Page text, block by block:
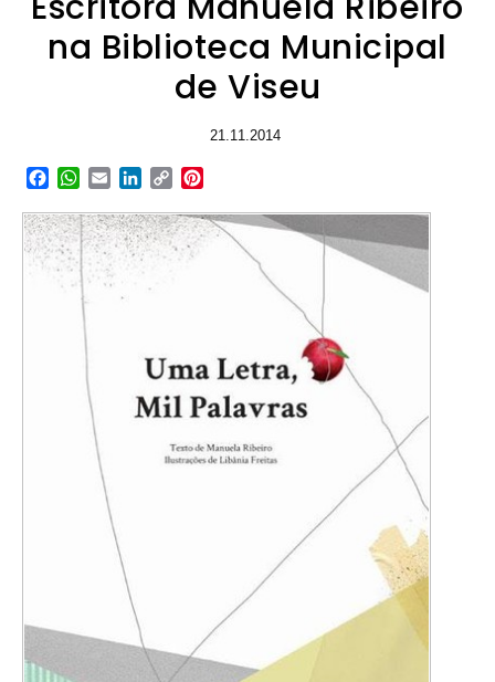
na Biblioteca Municipal
de Viseu
21.11.2014
Facebook
WhatsApp
EmailLinkedIn
Copy